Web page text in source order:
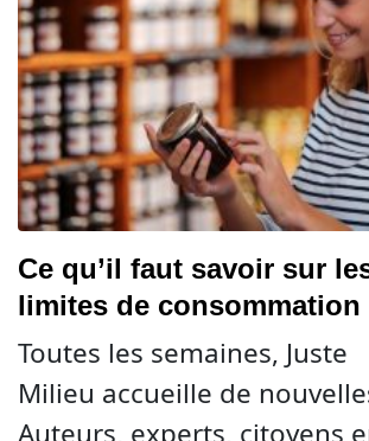
Ce qu’il faut savoir sur
limites de consommation
Toutes les semaines, Juste
Milieu accueille de
Auteurs, experts, citoyens